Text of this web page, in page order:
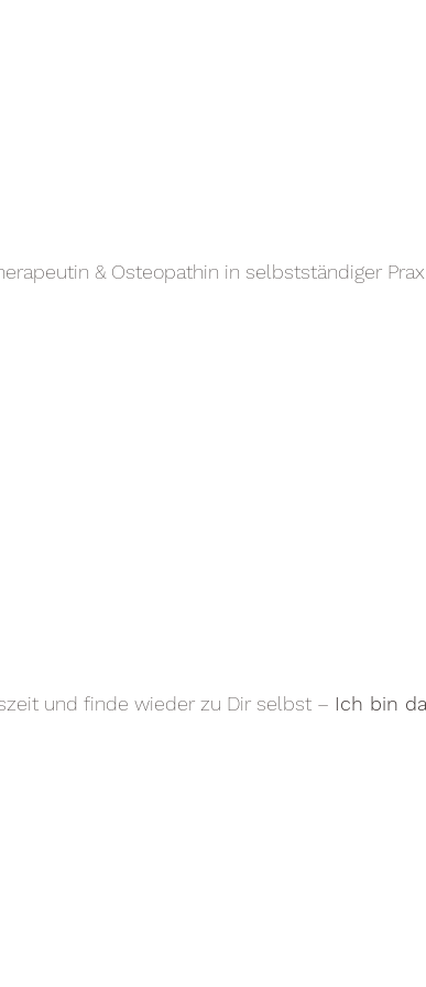
& Osteopathin in selbstständiger
und finde wieder zu Dir selbst – Ich bin